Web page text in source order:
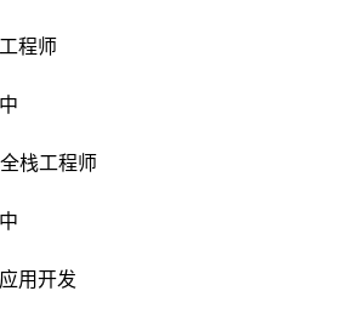
程师
栈工程师
用开发